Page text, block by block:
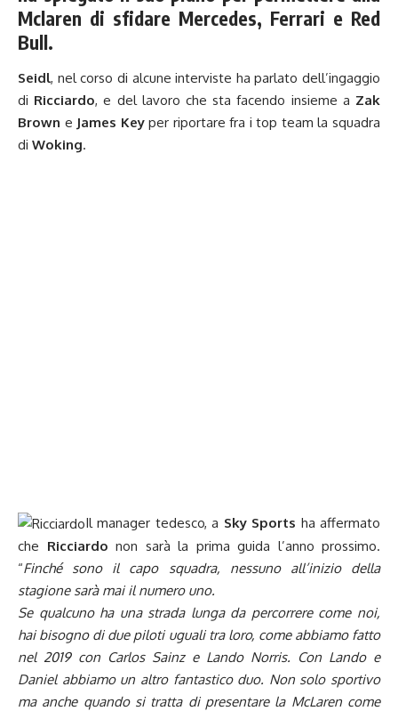
Mclaren di sfidare Mercedes, Ferrari e Red
Bull.
Seidl, nel corso di alcune interviste ha parlato dell’ingaggio
di Ricciardo, e del lavoro che sta facendo insieme a Zak
Brown e James Keyper riportare fra i top team la squadra
di Woking.
Il manager tedesco, a Sky Sports ha affermato
che Ricciardo non sarà la prima guida l’anno prossimo.
“Finché sono il capo squadra, nessuno all’inizio della
stagione sarà mai il numero uno.
Se qualcuno ha una strada lunga da percorrere come noi,
hai bisogno di due piloti uguali tra loro, come abbiamo fatto
nel 2019 con Carlos Sainz e Lando Norris. Con Lando e
Daniel abbiamo un altro fantastico duo. Non solo sportivo
ma anche quando si tratta di presentare la McLaren come